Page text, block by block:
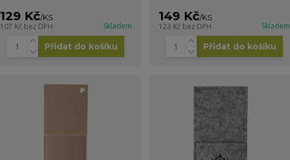
129 Kč/KS
107 Kč bez DPH Skladem
Přidat do košíku
149 Kč/KS
123 Kč bez DPH Skladem
Přidat do košíku